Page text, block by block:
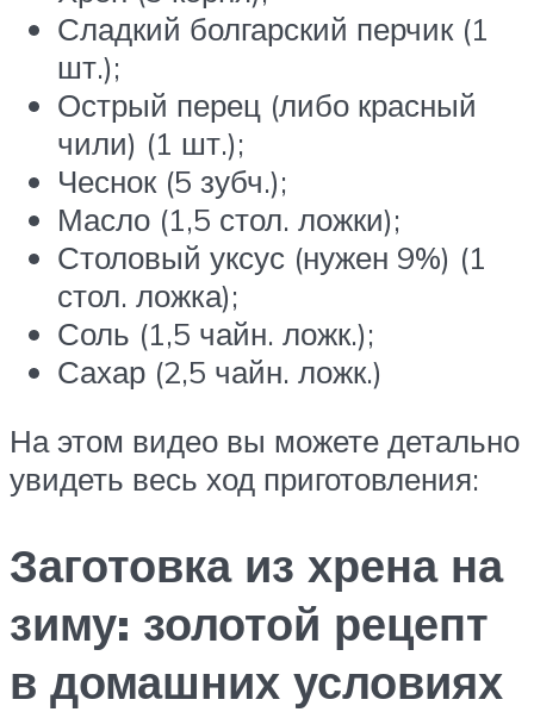
Сладкий болгарский перчик (1
шт.);
Острый перец (либо красный
чили) (1 шт.);
Чеснок (5 зубч.);
Масло (1,5 стол. ложки);
Столовый уксус (нужен 9%) (1
стол. ложка);
Соль (1,5 чайн. ложк.);
Сахар (2,5 чайн. ложк.)
На этом видео вы можете детально
увидеть весь ход приготовления:
Заготовка из хрена на
зиму: золотой рецепт
в домашних условиях